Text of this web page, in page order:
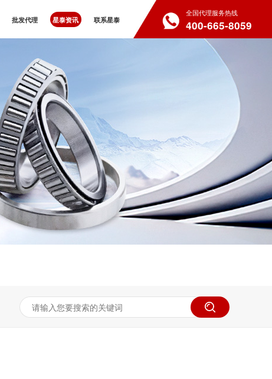
批发代理 星泰资讯 联系星泰
全国代理服务热线
400-665-8059